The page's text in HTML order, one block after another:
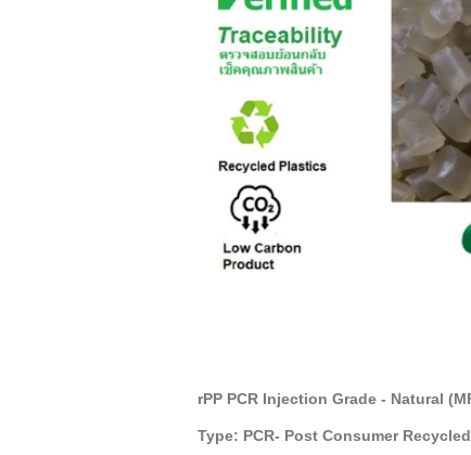
rPP PCR Injection Grade - Natural
Type: PCR- Post Consumer